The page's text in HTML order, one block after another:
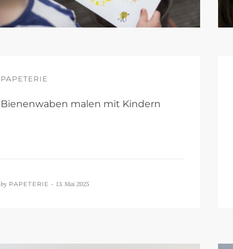
PAPETERIE
Bienenwaben malen mit Kindern
by PAPETERIE • 13. Mai 2025